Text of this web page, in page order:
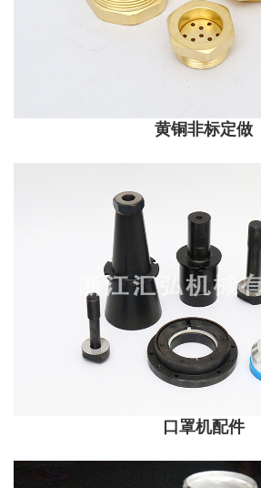
黄铜非标定做
口罩机配件